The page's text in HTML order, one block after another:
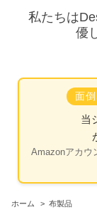
私たちは
優
面
当
Amazonアカウ
ホーム > 布製品